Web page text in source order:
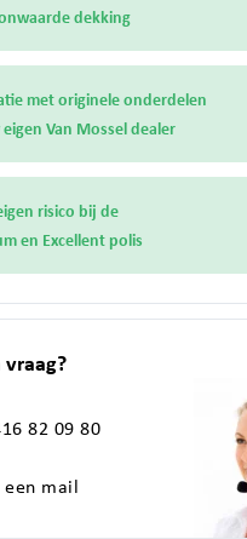
dekking
met originele onderdelen
Van Mossel dealer
risico bij de
en Excellent polis
82 09 80
een mail